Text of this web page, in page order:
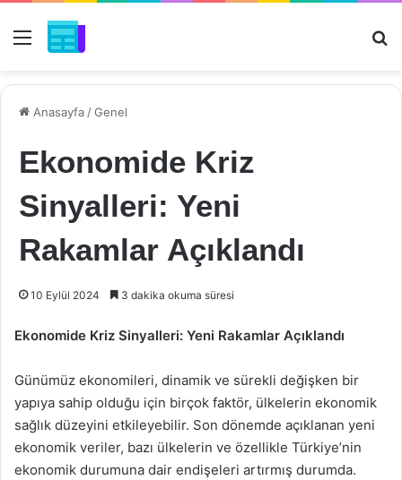
Menü
Anasayfa /Genel
Ekonomide Kriz
Sinyalleri: Yeni
Rakamlar Açıklandı
10 Eylül 2024 3 dakika okuma süresi
Ekonomide Kriz Sinyalleri: Yeni Rakamlar Açıklandı
Günümüz ekonomileri, dinamik ve sürekli değişken bir
yapıya sahip olduğu için birçok faktör, ülkelerin ekonomik
sağlık düzeyini etkileyebilir. Son dönemde açıklanan yeni
ekonomik veriler, bazı ülkelerin ve özellikle Türkiye’nin
ekonomik durumuna dair endişeleri artırmış durumda.